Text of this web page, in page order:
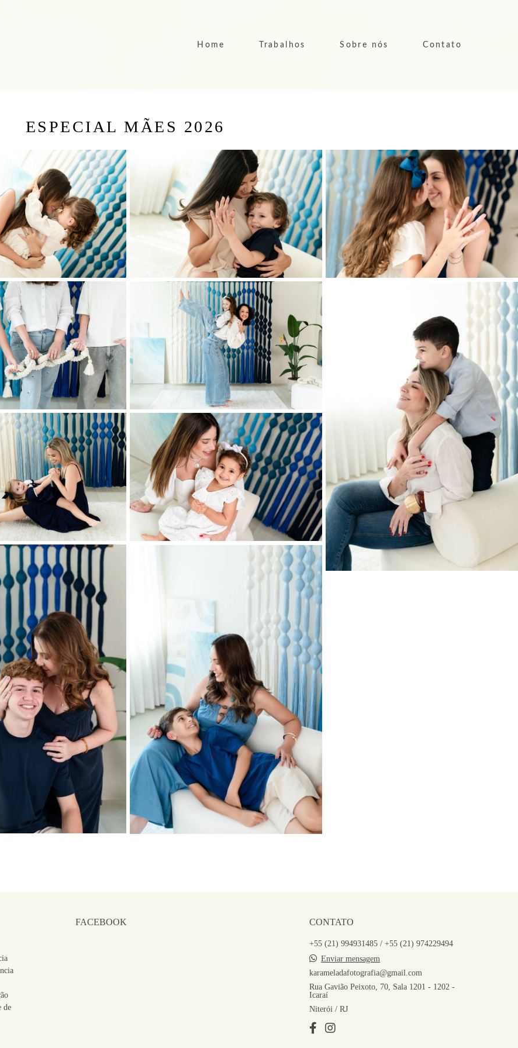
Home Trabalhos Sobre nós Contato
ESPECIAL MÃES 2026
de
FACEBOOK CONTATO
+55 (21) 994931485 / +55 (21) 974229494
Enviar mensagem
karameladafotografia@gmail.com
Rua Gavião Peixoto, 70, Sala 1201 - 1202 -
Icaraí
Niterói / RJ